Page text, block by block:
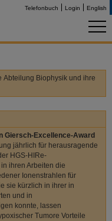
Telefonbuch Login English
Abteilung Biophysik und ihre
Giersch-Excellence-Award
jährlich für herausragende
HGS-HIRe-
ihren Arbeiten die
Ionenstrahlen für
sie kürzlich in ihrer in
und in
konnte, lassen
Tumore Vorteile